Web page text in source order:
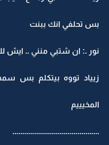
بس تحلفي انك ببنت
نور .: ان شتبي منني .. ايش
زيياد تووه بيتكلم بس
المخيييم
............................................